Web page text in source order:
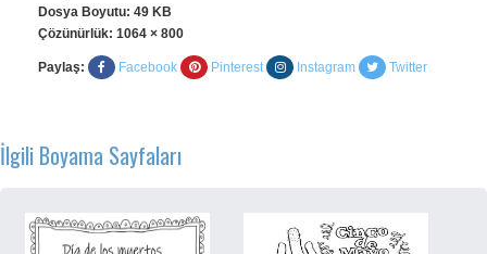
Dosya Boyutu: 49 KB
Çözünürlük: 1064 × 800
Paylaş: Facebook Pinterest Instagram Twitter
İlgili Boyama Sayfaları